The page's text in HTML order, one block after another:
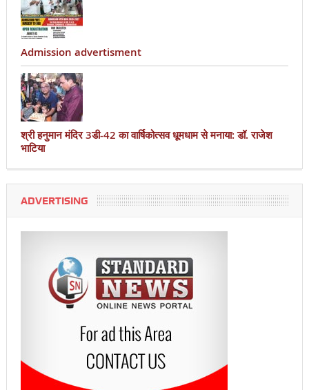
Admission advertisment
श्री हनुमान मंदिर 3डी-42 का वार्षिकोत्सव धूमधाम से मनाया: डॉ. राजेश
भाटिया
ADVERTISING